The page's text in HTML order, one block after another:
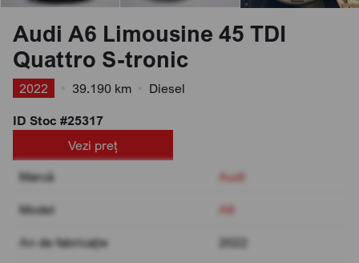
Audi A6 Limousine 45 TDI
Quattro S-tronic
2022 39.190 km
Diesel
ID Stoc #25317
Vezi preț
Marcă
Audi
Model A6
An de fabricație 2022